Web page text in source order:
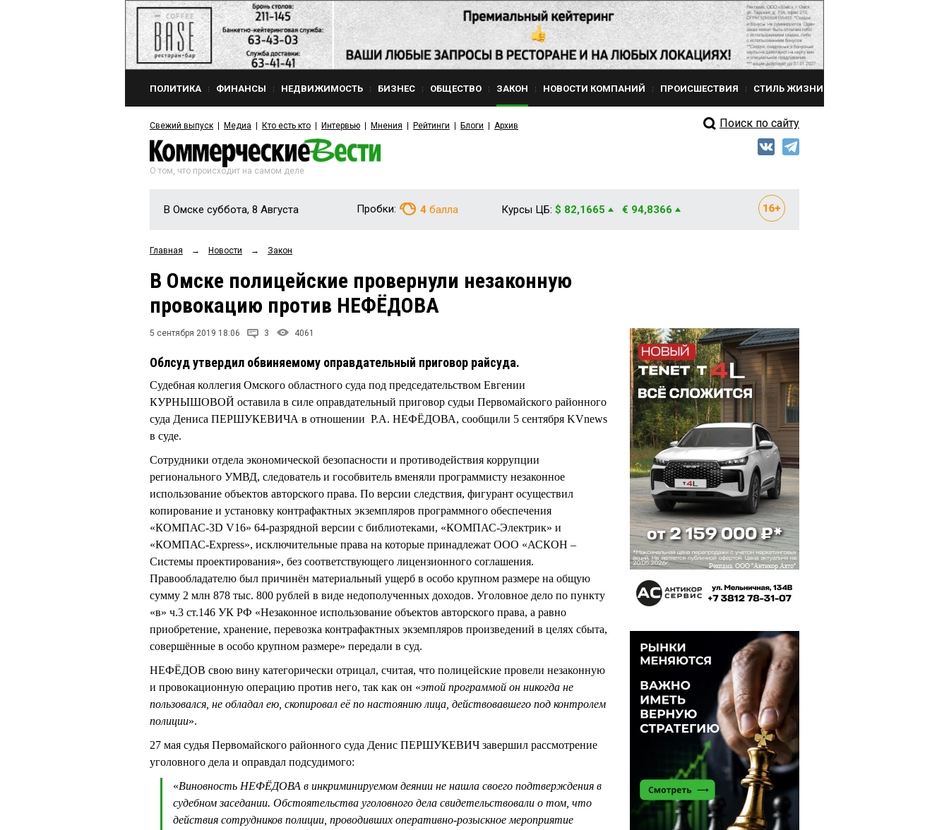
ПОЛИТИКА ФИНАНСЫ НЕДВИЖИМОСТЬ БИЗНЕС ОБЩЕСТВО ЗАКОН НОВОСТИ КОМПАНИЙ ПРОИСШЕСТВИЯ СТИЛЬ ЖИЗНИ
Свежий выпуск Медиа Кто есть кто Интервью Мнения Рейтинги Блоги Архив Поиск по сайту
О том, что происходит на самом деле
В Омске суббота, 8 Августа Пробки: 4 балла Курсы ЦБ: $ 82,1665 € 94,8366
Главная → Новости → Закон
В Омске полицейские провернули незаконную
провокацию против НЕФЁДОВА
5 сентября 2019 18:06 3 4061
Облсуд утвердил обвиняемому оправдательный приговор райсуда.
Судебная коллегия Омского областного суда под председательством Евгении
КУРНЫШОВОЙ оставила в силе оправдательный приговор судьи Первомайского районного
суда Дениса ПЕРШУКЕВИЧА в отношении Р.А. НЕФЁДОВА, сообщили 5 сентября KVnews
в суде.
Сотрудники отдела экономической безопасности и противодействия коррупции
регионального УМВД, следователь и гособвитель вменяли программисту незаконное
использование объектов авторского права. По версии следствия, фигурант осуществил
копирование и установку контрафактных экземпляров программного обеспечения
«КОМПАС-3D V16» 64-разрядной версии с библиотеками, «КОМПАС-Электрик» и
«КОМПАС-Express», исключительные права на которые принадлежат ООО «АСКОН –
Системы проектирования», без соответствующего лицензионного соглашения.
Правообладателю был причинён материальный ущерб в особо крупном размере на общую
сумму 2 млн 878 тыс. 800 рублей в виде недополученных доходов. Уголовное дело по пункту
«в» ч.3 ст.146 УК РФ «Незаконное использование объектов авторского права, а равно
приобретение, хранение, перевозка контрафактных экземпляров произведений в целях сбыта,
совершённые в особо крупном размере» передали в суд.
НЕФЁДОВ свою вину категорически отрицал, считая, что полицейские провели незаконную
и провокационную операцию против него, так как он «этой программой он никогда не
пользовался, не обладал ею, скопировал её по настоянию лица, действовавшего под контролем
полиции».
27 мая судья Первомайского районного суда Денис ПЕРШУКЕВИЧ завершил рассмотрение
уголовного дела и оправдал подсудимого:
«Виновность НЕФЁДОВА в инкриминируемом деянии не нашла своего подтверждения в
судебном заседании. Обстоятельства уголовного дела свидетельствовали о том, что
действия сотрудников полиции, проводивших оперативно-розыскное мероприятие